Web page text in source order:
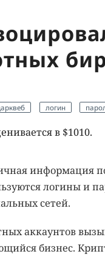
логин
в $1010.
информация
логины и
сетей.
аккаунтов
бизнес.